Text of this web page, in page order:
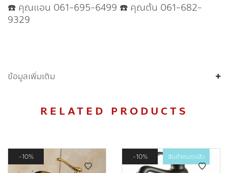
☎️ คุณแอน 061-695-6499 ☎️ คุณต้น 061-682-
9329
ข้อมูลเพิ่มเติม
RELATED PRODUCTS
10% 10% สินค้าหมดแล้ว